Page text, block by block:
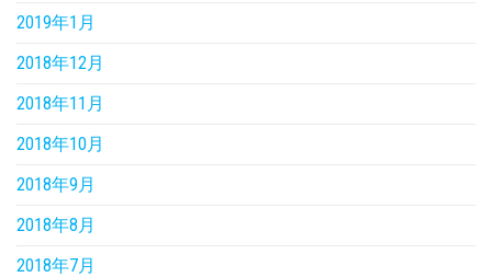
2019年1月
2018年12月
2018年11月
2018年10月
2018年9月
2018年8月
2018年7月